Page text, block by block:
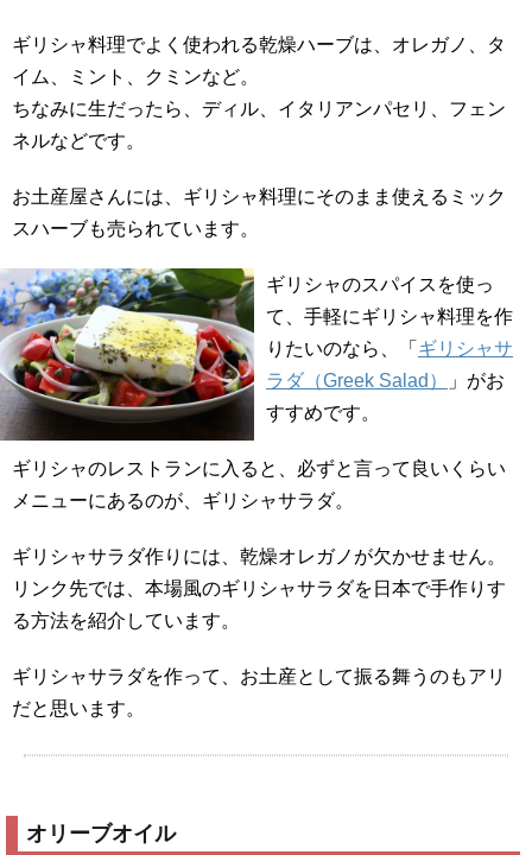
ギリシャ料理でよく使われる乾燥ハーブは、オレガノ、タ
イム、ミント、クミンなど。
ちなみに生だったら、ディル、イタリアンパセリ、フェン
ネルなどです。
お土産屋さんには、ギリシャ料理にそのまま使えるミック
スハーブも売られています。
ギリシャのスパイスを使っ
て、手軽にギリシャ料理を作
りたいのなら、「 ギリシャサ
ラダ（Greek Salad）
」がお
すすめです。
ギリシャのレストランに入ると、必ずと言って良いくらい
メニューにあるのが、ギリシャサラダ。
ギリシャサラダ作りには、乾燥オレガノが欠かせません。
リンク先では、本場風のギリシャサラダを日本で手作りす
る方法を紹介しています。
ギリシャサラダを作って、お土産として振る舞うのもアリ
だと思います。
オリーブオイル